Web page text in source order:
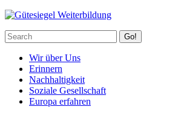
Go!
Wir über Uns
Erinnern
Nachhaltigkeit
Soziale Gesellschaft
Europa erfahren